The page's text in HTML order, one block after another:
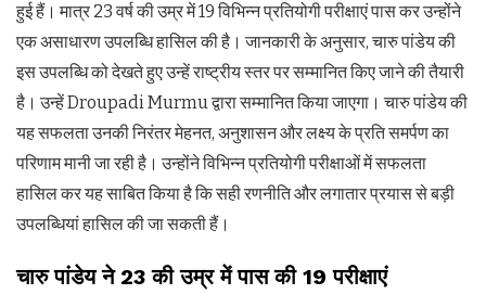
हुई हैं। मात्र 23 वर्ष की उम्र में 19 विभिन्न प्रतियोगी परीक्षाएं पास कर उन्होंने
एक असाधारण उपलब्धि हासिल की है। जानकारी के अनुसार, चारु पांडेय की
इस उपलब्धि को देखते हुए उन्हें राष्ट्रीय स्तर पर सम्मानित किए जाने की तैयारी
है। उन्हें Droupadi Murmu द्वारा सम्मानित किया जाएगा। चारु पांडेय की
यह सफलता उनकी निरंतर मेहनत, अनुशासन और लक्ष्य के प्रति समर्पण का
परिणाम मानी जा रही है। उन्होंने विभिन्न प्रतियोगी परीक्षाओं में सफलता
हासिल कर यह साबित किया है कि सही रणनीति और लगातार प्रयास से बड़ी
उपलब्धियां हासिल की जा सकती हैं।
चारु पांडेय ने 23 की उम्र में पास की 19 परीक्षाएं